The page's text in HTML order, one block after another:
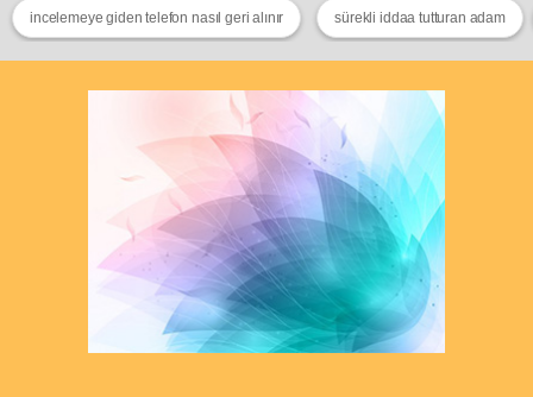
incelemeye giden telefon nasıl geri alınır sürekli iddaa tutturan adam